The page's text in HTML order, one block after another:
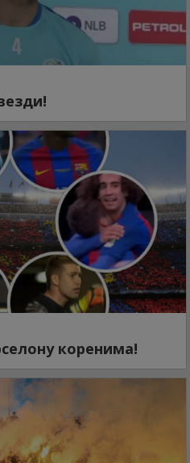
коренима!